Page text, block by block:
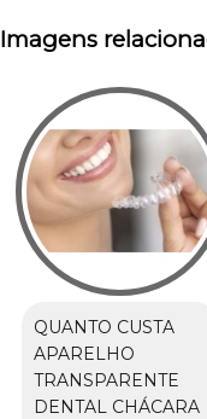
Imagens
QUANTO CUSTA
APARELHO
TRANSPARENTE
DENTAL CHÁCARA